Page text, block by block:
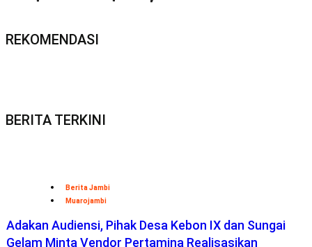
REKOMENDASI
BERITA TERKINI
Berita Jambi
Muarojambi
Adakan Audiensi, Pihak Desa Kebon IX dan Sungai
Gelam Minta Vendor Pertamina Realisasikan